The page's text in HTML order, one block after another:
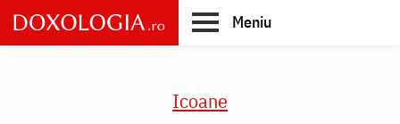
Skip
to
main
Meniu
Icoane